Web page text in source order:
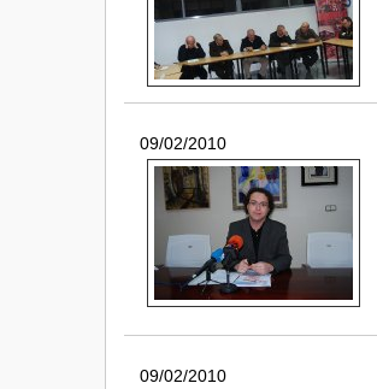
09/02/2010
09/02/2010